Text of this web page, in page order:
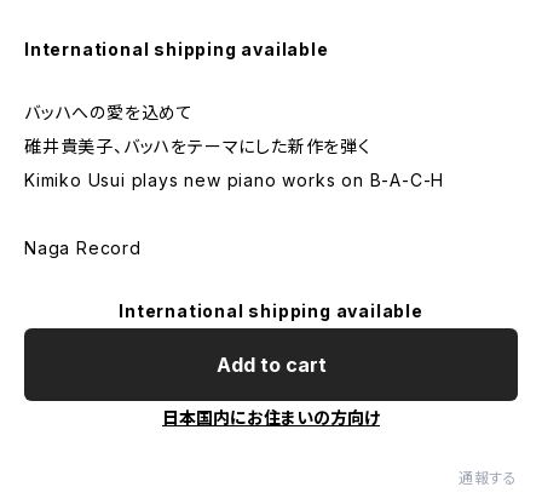
International shipping available
バッハへの愛を込めて
碓井貴美子、バッハをテーマにした新作を弾く
Kimiko Usui plays new piano works on B-A-C-H
Naga Record
International shipping available
Add to cart
日本国内にお住まいの方向け
通報する